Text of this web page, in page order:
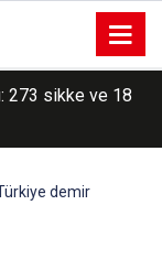
273 sikke ve 18
demir